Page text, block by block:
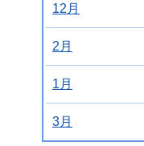
12月
2月
1月
3月